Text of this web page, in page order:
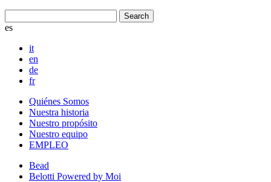
es
it
en
de
fr
Quiénes Somos
Nuestra historia
Nuestro propósito
Nuestro equipo
EMPLEO
Bead
Belotti Powered by Moi